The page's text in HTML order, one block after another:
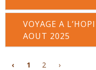
VOYAGE A
AOUT 2025
‹ 1 2 ›